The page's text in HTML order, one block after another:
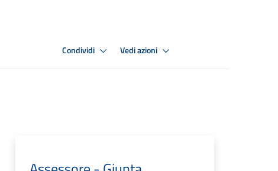
Condividi Vedi azioni